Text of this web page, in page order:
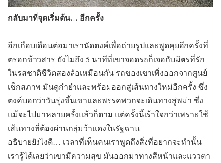
กลับมาที่จุดเริ่มต้น… อีกครั้ง
อีกเกือบเดือนต่อมาเรานัดตงค์เพื่อถ่ายรูปและพูดคุยอีกครั้งที่
ตรอกข้าวสาร ยังไม่ถึง 5 นาทีที่เขาจอดรถก็เจอกับมิตรที่รัก
ในรสชาติชีวิตสองล้อเหมือนกัน รถของเขาเพิ่งออกจากศูนย์
เช็กสภาพ มันดูกำยำและพร้อมออกสู่เส้นทางใหม่อีกครั้ง ซึ่ง
ตงค์บอกว่าวันรุ่งขึ้นเขาและพรรคพวกจะเดินทางสู่พม่า ซึ่ง
แม้จะไปมาหลายครั้งแล้วก็ตาม แต่ครั้งนี้เร้าใจกว่าเพราะใช้
เส้นทางที่ต้องผ่านกลุ่มว้าแดงในรัฐฉาน
อธิบายยังไงดี… เวลาที่เห็นคนเราพูดถึงสิ่งที่อยากจะทำนั้น
เรารู้ได้เลยว่าเขามีความสุข มันออกมาทางสีหน้าและแววตา